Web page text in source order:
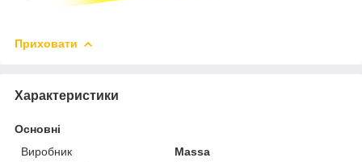
Приховати
Характеристики
Основні
Виробник
Massa